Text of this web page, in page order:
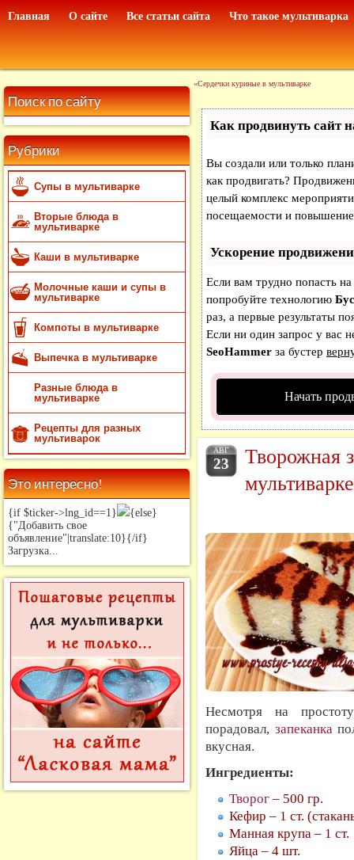
Главная О сайте Все статьи сайта Что такое мультиварка
Поиск по сайту
Рубрики
Супы в мультиварке
Вторые блюда в
мультиварке
Каши в мультиварке
Молочные каши и супы в
мультиварке
Компоты в мультиварке
Выпечка в мультиварке
Разные блюда в
мультиварке
Рецепты для разных
мультиварок
Это интересно!
{if $ticker->lng_id==1}
{else}
{"Добавить свое
объявление"|translate:10}{/if}
Загрузка...
«Сердечки куриные в мультиварке
Как продвинуть сайт
Вы создали или только
как продвигать?
целый комплекс
посещаемости и
Ускорение
Если вам трудно попасть
попробуйте технологию
раз, а первые результаты
Если ни один запрос у вас
SeoHammer за бустер
Начать
АВГ
23
Творожная
мультиварке
Несмотря на
порадовал, запеканка
вкусная.
Ингредиенты:
Творог – 500 гр.
Кефир – 1 ст.
Манная крупа – 1 ст.
Яйца – 4 шт.